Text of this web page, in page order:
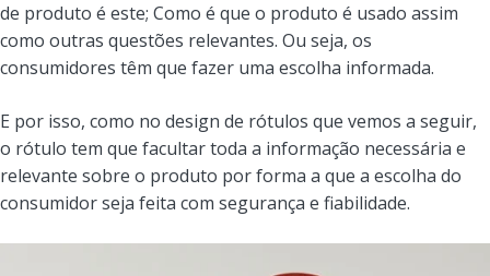
de produto é este; Como é que o produto é usado assim
como outras questões relevantes. Ou seja, os
consumidores têm que fazer uma escolha informada.
E por isso, como no design de rótulos que vemos a seguir,
o rótulo tem que facultar toda a informação necessária e
relevante sobre o produto por forma a que a escolha do
consumidor seja feita com segurança e fiabilidade.